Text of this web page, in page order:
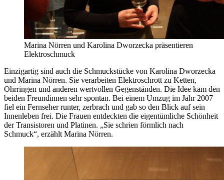
Marina Nörren und Karolina Dworzecka präsentieren
Elektroschmuck
Einzigartig sind auch die Schmuckstücke von Karolina Dworzecka
und Marina Nörren. Sie verarbeiten Elektroschrott zu Ketten,
Ohrringen und anderen wertvollen Gegenständen. Die Idee kam den
beiden Freundinnen sehr spontan. Bei einem Umzug im Jahr 2007
fiel ein Fernseher runter, zerbrach und gab so den Blick auf sein
Innenleben frei. Die Frauen entdeckten die eigentümliche Schönheit
der Transistoren und Platinen. „Sie schrien förmlich nach
Schmuck“, erzählt Marina Nörren.